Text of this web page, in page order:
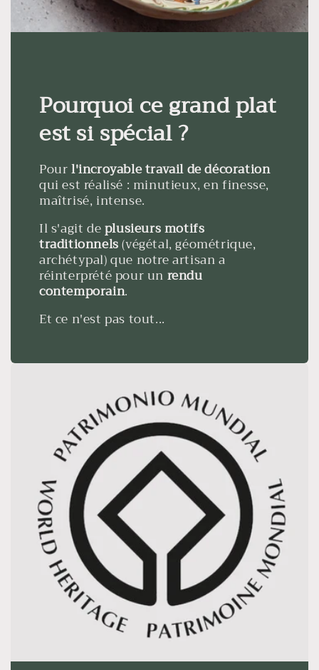
Pourquoi ce grand plat
est si spécial ?
Pourl'incroyable travail de décoration
qui est réalisé : minutieux, en finesse,
maîtrisé, intense.
Il s'agit deplusieurs motifs
traditionnels(végétal, géométrique,
archétypal) que notre artisan a
réinterprété pour un rendu
contemporain.
Et ce n'est pas tout...